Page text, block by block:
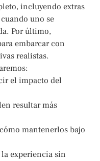
incluyendo extras
uno se
Por último,
embarcar con
realistas.
el impacto del
resultar más
mantenerlos bajo
experiencia sin